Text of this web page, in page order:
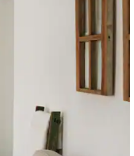
結果を確認することができます。